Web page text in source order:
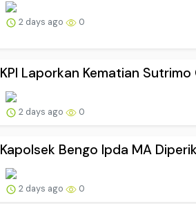
2 days ago 0
KPI Laporkan Kematian
2 days ago 0
Kapolsek Bengo Ipda MA
2 days ago 0